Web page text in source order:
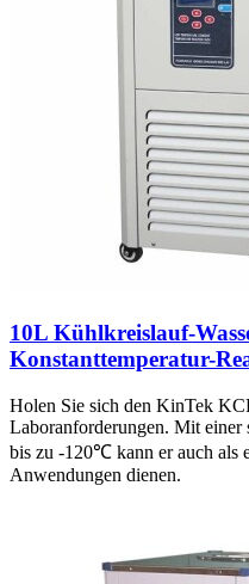
10L Kühlkreislauf-
Konstanttemperatur-
Holen Sie sich den KinTek
Laboranforderungen. Mit
bis zu -120℃ kann er auch als
Anwendungen dienen.